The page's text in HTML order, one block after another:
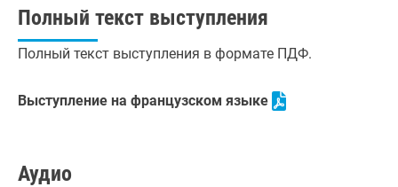
Полный текст выступления
Полный текст выступления в формате ПДФ.
Выступление на французском языке
Аудио